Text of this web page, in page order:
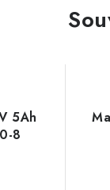
5Ah
8